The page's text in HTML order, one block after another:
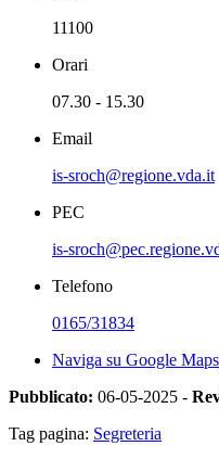
11100
Orari
07.30 - 15.30
Email
is-sroch@regione.vda.it
PEC
is-
Telefono
0165/31834
Naviga su Google Maps
Pubblicato: 06-05-2025 -
Tag pagina: Segreteria